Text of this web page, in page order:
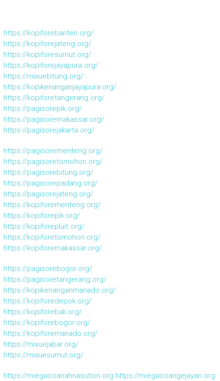
https://kopiforebanten.org/
https://kopiforejateng.org/
https://kopiforesumut.org/
https://kopiforejayapura.org/
https://mixuebitung.org/
https://kopikenanganjayapura.org/
https://kopiforetangerang.org/
https://pagisorepik.org/
https://pagisoremakassar.org/
https://pagisorejakarta.org/
https://pagisorementeng.org/
https://pagisoretomohon.org/
https://pagisorebitung.org/
https://pagisorepadang.org/
https://pagisorejateng.org/
https://kopiforementeng.org/
https://kopiforepik.org/
https://kopiforepluit.org/
https://kopiforetomohon.org/
https://kopiforemakassar.org/
https://pagisorebogor.org/
https://pagisoretangerang.org/
https://kopikenanganmanado.org/
https://kopiforedepok.org/
https://kopiforebali.org/
https://kopiforebogor.org/
https://kopiforemanado.org/
https://mixuejabar.org/
https://mixuesumut.org/
https://miegacoanahnasution.org https://miegacoangejayan.org